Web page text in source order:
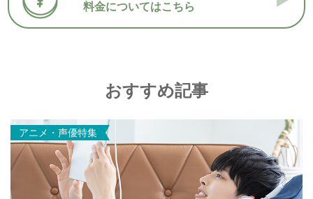
料金についてはこちら
おすすめ記事
アニメ・声優特集